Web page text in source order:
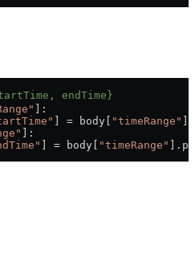
endTime}
]:
] = body[ "timeRange"
]:
] = body[ "timeRange"